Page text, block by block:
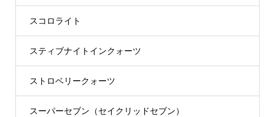
スコロライト
スティブナイトインクォーツ
ストロベリークォーツ
スーパーセブン（セイクリッドセブン）